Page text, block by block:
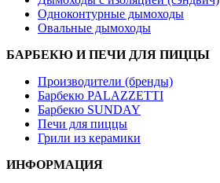
Одноконтурные дымоходы
Овальные дымоходы
БАРБЕКЮ И ПЕЧИ ДЛЯ ПИЦЦЫ
Производители (бренды)
Барбекю PALAZZETTI
Барбекю SUNDAY
Печи для пиццы
Грили из керамики
ИНФОРМАЦИЯ